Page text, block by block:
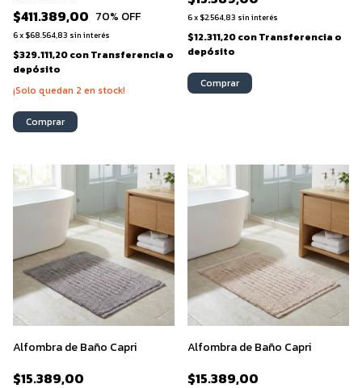
$411.389,00 70% OFF
6x $68.564,83 sin interés
$329.111,20conTransferencia o
depósito
¡Solo quedan 2 en stock!
Comprar
6x $2.564,83 sin interés
$12.311,20conTransferencia o
depósito
Comprar
Alfombra de Baño Capri
$15.389,00
Alfombra de Baño Capri
$15.389,00